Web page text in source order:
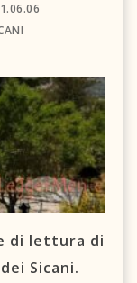
di lettura di
Sicani.